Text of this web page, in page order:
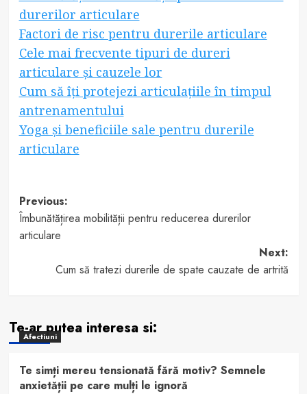
durerilor articulare
Factori de risc pentru durerile articulare
Cele mai frecvente tipuri de dureri
articulare și cauzele lor
Cum să îți protejezi articulațiile în timpul
antrenamentului
Yoga și beneficiile sale pentru durerile
articulare
Post
navigation
Previous:
Îmbunătățirea mobilității pentru reducerea durerilor
articulare
Next:
Cum să tratezi durerile de spate cauzate de artrită
Te-ar putea interesa si:
Afectiuni
Te simți mereu tensionată fără motiv? Semnele
anxietății pe care mulți le ignoră